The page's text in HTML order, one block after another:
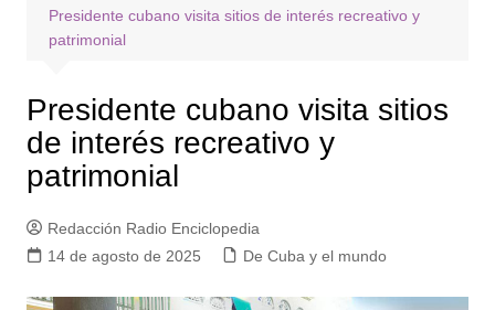
Presidente cubano visita sitios de interés recreativo y
patrimonial
Presidente cubano visita sitios
de interés recreativo y
patrimonial
Redacción Radio Enciclopedia
14 de agosto de 2025
De Cuba y el mundo